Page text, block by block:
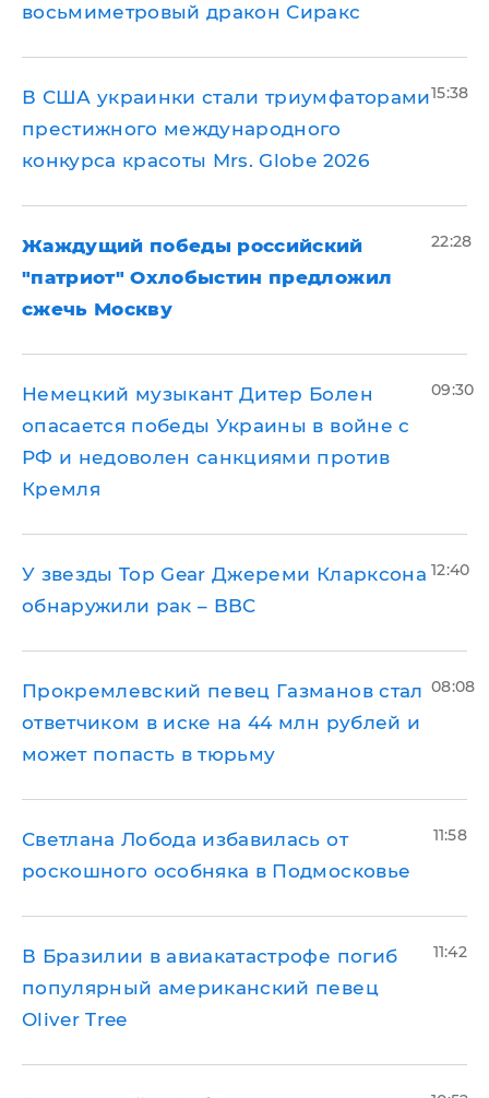
восьмиметровый дракон Сиракс
В США украинки стали триумфаторами
престижного международного
конкурса красоты Mrs. Globe 2026
15:38
Жаждущий победы российский
"патриот" Охлобыстин предложил
сжечь Москву
22:28
Немецкий музыкант Дитер Болен
опасается победы Украины в войне с
РФ и недоволен санкциями против
Кремля
09:30
У звезды Top Gear Джереми Кларксона
обнаружили рак – BBC
12:40
Прокремлевский певец Газманов стал
ответчиком в иске на 44 млн рублей и
может попасть в тюрьму
08:08
Светлана Лобода избавилась от
роскошного особняка в Подмосковье
11:58
В Бразилии в авиакатастрофе погиб
популярный американский певец
Oliver Tree
11:42